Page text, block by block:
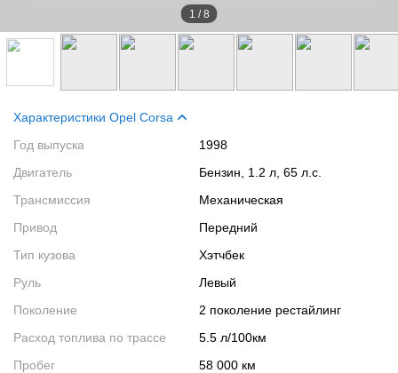
1 /8
Характеристики Opel Corsa
Год выпуска
1998
Двигатель
Бензин, 1.2 л, 65 л.с.
Трансмиссия
Механическая
Привод
Передний
Тип кузова
Хэтчбек
Руль
Левый
Поколение
2 поколение рестайлинг
Расход топлива по трассе
5.5 л/100км
Пробег
58 000 км